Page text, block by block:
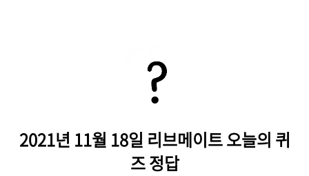
2021년 11월 18일 리브메이트 오늘의 퀴
즈 정답